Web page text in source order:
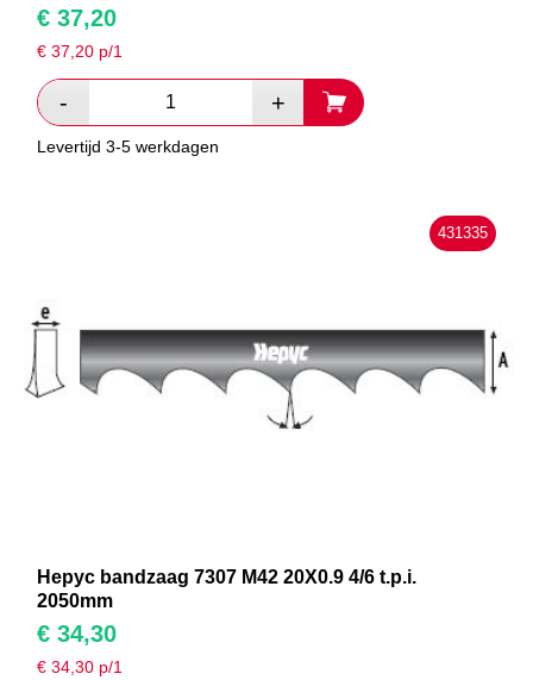
€ 37,20
€37,20 p/1
Levertijd 3-5 werkdagen
431335
Hepyc bandzaag 7307 M42 20X0.9 4/6 t.p.i.
2050mm
€ 34,30
€34,30 p/1